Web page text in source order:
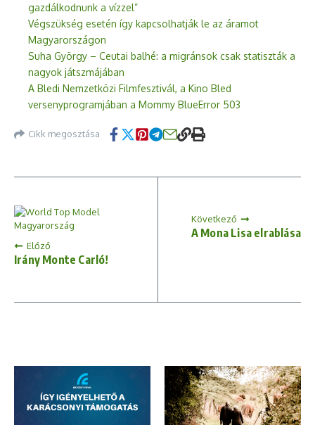
gazdálkodnunk a vízzel”
Végszükség esetén így kapcsolhatják le az áramot
Magyarországon
Suha György – Ceutai balhé: a migránsok csak statiszták a
nagyok játszmájában
A Bledi Nemzetközi Filmfesztivál, a Kino Bled
versenyprogramjában a Mommy BlueError 503
Cikk megosztása
Előző
Irány Monte Carló!
Következő
A Mona Lisa elrablása